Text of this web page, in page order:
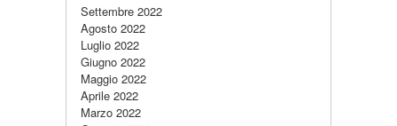
Settembre 2022
Agosto 2022
Luglio 2022
Giugno 2022
Maggio 2022
Aprile 2022
Marzo 2022